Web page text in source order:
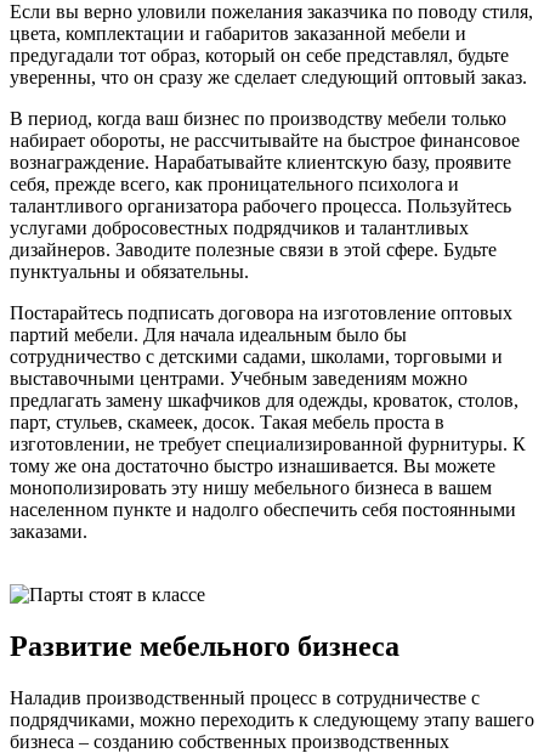
Если вы верно уловили пожелания заказчика по поводу стиля,
цвета, комплектации и габаритов заказанной мебели и
предугадали тот образ, который он себе представлял, будьте
уверенны, что он сразу же сделает следующий оптовый заказ.
В период, когда ваш бизнес по производству мебели только
набирает обороты, не рассчитывайте на быстрое финансовое
вознаграждение. Нарабатывайте клиентскую базу, проявите
себя, прежде всего, как проницательного психолога и
талантливого организатора рабочего процесса. Пользуйтесь
услугами добросовестных подрядчиков и талантливых
дизайнеров. Заводите полезные связи в этой сфере. Будьте
пунктуальны и обязательны.
Постарайтесь подписать договора на изготовление оптовых
партий мебели. Для начала идеальным было бы
сотрудничество с детскими садами, школами, торговыми и
выставочными центрами. Учебным заведениям можно
предлагать замену шкафчиков для одежды, кроваток, столов,
парт, стульев, скамеек, досок. Такая мебель проста в
изготовлении, не требует специализированной фурнитуры. К
тому же она достаточно быстро изнашивается. Вы можете
монополизировать эту нишу мебельного бизнеса в вашем
населенном пункте и надолго обеспечить себя постоянными
заказами.
Развитие мебельного бизнеса
Наладив производственный процесс в сотрудничестве с
подрядчиками, можно переходить к следующему этапу вашего
бизнеса – созданию собственных производственных